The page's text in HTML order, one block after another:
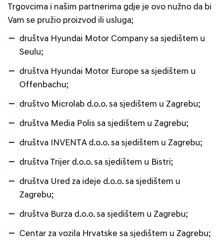
Trgovcima i našim partnerima gdje je ovo nužno da bi
Vam se pružio proizvod ili usluga;
društva Hyundai Motor Company sa sjedištem u
Seulu;
društva Hyundai Motor Europe sa sjedištem u
Offenbachu;
društvo Microlab d.o.o. sa sjedištem u Zagrebu;
društva Media Polis sa sjedištem u Zagrebu;
društva INVENTA d.o.o. sa sjedištem u Zagrebu;
društva Trijer d.o.o. sa sjedištem u Bistri;
društva Ured za ideje d.o.o. sa sjedištem u
Zagrebu;
društva Burza d.o.o. sa sjedištem u Zagrebu;
Centar za vozila Hrvatske sa sjedištem u Zagrebu;